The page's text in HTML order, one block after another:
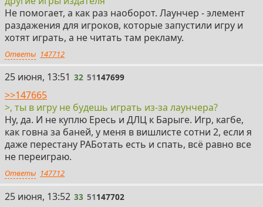
Не помогает, а как раз наоборот. Лаунчер - элемент
раздажения для игроков, которые запустили игру и
хотят играть, а не читать там рекламу.
Ответы 147712
32
25 июня, 13:51 32 51147699
>>147665
>, ты в игру не будешь играть из-за лаунчера?
Ну, да. И не куплю Ересь и ДЛЦ к Барыге. Игр, кагбе,
как говна за баней, у меня в вишлисте сотни 2, если я
даже перестану РАБотать есть и спать, всё равно все
не переиграю.
Ответы 147712
33
25 июня, 13:52 33 51147702